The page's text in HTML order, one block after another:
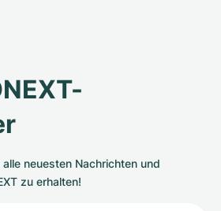
neuesten Nachrichten und
zu erhalten!